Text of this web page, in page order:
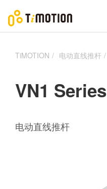
TiMOTION 电动直线推杆
VN1 Series
电动直线推杆